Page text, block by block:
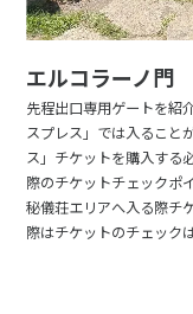
エルコラーノ門
先程出口専用ゲートを紹
スプレス」では入ること
ス」チケットを購入する
際のチケットチェックポ
秘儀荘エリアへ入る際チ
際はチケットのチェック